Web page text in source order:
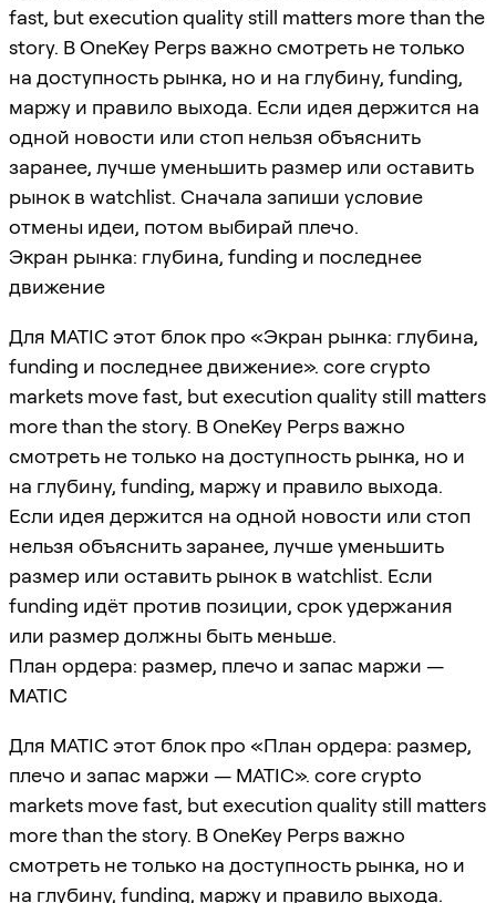
fast, but execution quality still matters more than the
story. В OneKey Perps важно смотреть не только
на доступность рынка, но и на глубину, funding,
маржу и правило выхода. Если идея держится на
одной новости или стоп нельзя объяснить
заранее, лучше уменьшить размер или оставить
рынок в watchlist. Сначала запиши условие
отмены идеи, потом выбирай плечо.
Экран рынка: глубина, funding и последнее
движение
Для MATIC этот блок про «Экран рынка: глубина,
funding и последнее движение». core crypto
markets move fast, but execution quality still matters
more than the story. В OneKey Perps важно
смотреть не только на доступность рынка, но и
на глубину, funding, маржу и правило выхода.
Если идея держится на одной новости или стоп
нельзя объяснить заранее, лучше уменьшить
размер или оставить рынок в watchlist. Если
funding идёт против позиции, срок удержания
или размер должны быть меньше.
План ордера: размер, плечо и запас маржи —
MATIC
Для MATIC этот блок про «План ордера: размер,
плечо и запас маржи — MATIC». core crypto
markets move fast, but execution quality still matters
more than the story. В OneKey Perps важно
смотреть не только на доступность рынка, но и
на глубину, funding, маржу и правило выхода.